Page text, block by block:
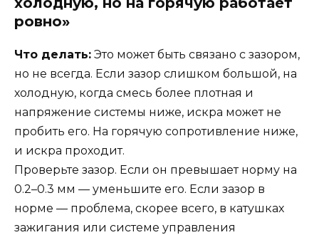
ровно»
Что делать: Это может быть связано с зазором,
но не всегда. Если зазор слишком большой, на
холодную, когда смесь более плотная и
напряжение системы ниже, искра может не
пробить его. На горячую сопротивление ниже,
и искра проходит.
Проверьте зазор. Если он превышает норму на
0.2–0.3 мм — уменьшите его. Если зазор в
норме — проблема, скорее всего, в катушках
зажигания или системе управления